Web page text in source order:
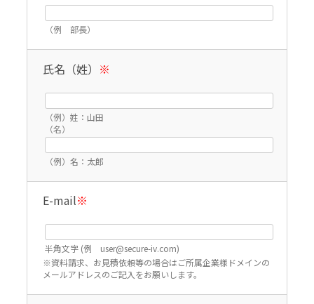
（例 部長）
氏名（姓） ※
（例）姓：山田
（名）
（例）名：太郎
E-mail※
半角文字 (例 user@secure-iv.com)
※資料請求、お見積依頼等の場合はご所属企業様ドメインの
メールアドレスのご記入をお願いします。